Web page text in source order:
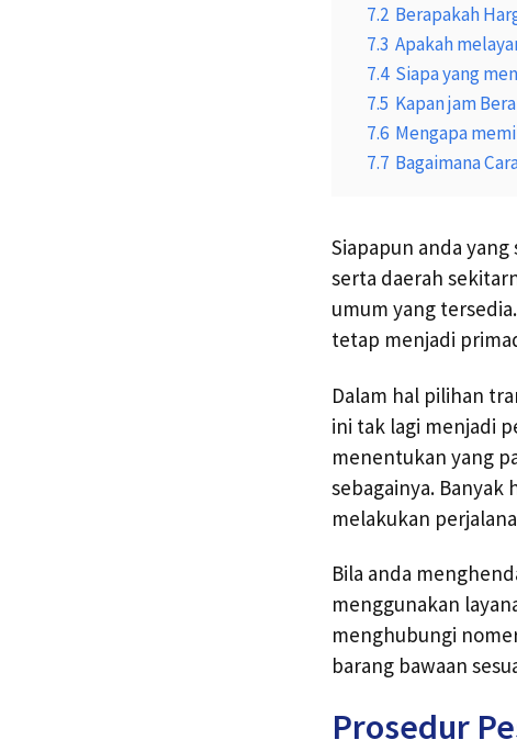
7.2 Berapakah
7.3 Apakah
7.4 Siapa yang
7.5 Kapan jam
7.6 Mengapa
7.7 Bagaimana
Siapapun anda
serta daerah
umum yang
tetap menjadi
Dalam hal pilihan
ini tak lagi menjadi
menentukan yang
sebagainya. Banyak
melakukan
Bila anda
menggunakan
menghubungi
barang bawaan
Prosedur